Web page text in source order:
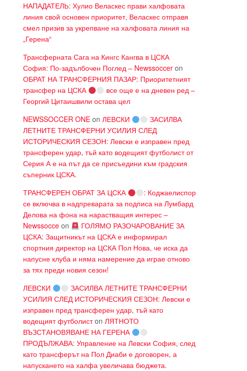
НАПАДАТЕЛЬ: Хулио Веласкес прави халфовата
линия свой основен приоритет, Веласкес отправя
смел призив за укрепване на халфовата линия на
„Герена“
Трансферната Сага на Кингс Кангва в ЦСКА
София: По-задълбочен Поглед – Newssoccer on
ОБРАТ НА ТРАНСФЕРНИЯ ПАЗАР: Приоритетният
трансфер на ЦСКА
все още е на дневен ред –
Георгий Цитаишвили остава цел
NEWSSOCCER ONE on ЛЕВСКИ
ЗАСИЛВА
ЛЕТНИТЕ ТРАНСФЕРНИ УСИЛИЯ СЛЕД
ИСТОРИЧЕСКИЯ СЕЗОН: Левски е изправен пред
трансферен удар, тъй като водещият футболист от
Серия А е на път да се присъедини към градския
съперник ЦСКА.
ТРАНСФЕРЕН ОБРАТ ЗА ЦСКА
: Коджаелиспор
се включва в надпреварата за подписа на Лумбард
Делова на фона на нарастващия интерес –
Newssocce on
ГОЛЯМО РАЗОЧАРОВАНИЕ ЗА
ЦСКА: Защитникът на ЦСКА е информирал
спортния директор на ЦСКА Пол Нова, че иска да
напусне клуба и няма намерение да играе отново
за тях преди новия сезон!
ЛЕВСКИ
ЗАСИЛВА ЛЕТНИТЕ ТРАНСФЕРНИ
УСИЛИЯ СЛЕД ИСТОРИЧЕСКИЯ СЕЗОН: Левски е
изправен пред трансферен удар, тъй като
водещият футболистon ЛЯТНОТО
ВЪЗСТАНОВЯВАНЕ НА ГЕРЕНА
ПРОДЪЛЖАВА: Управление на Левски София, след
като трансферът на Пол Диаби е договорен, а
напускането на халфа увеличава бюджета.